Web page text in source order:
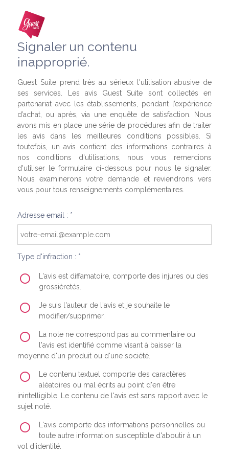
Signaler un contenu
inapproprié.
Guest Suite prend très au sérieux l'utilisation abusive de
ses services. Les avis Guest Suite sont collectés en
partenariat avec les établissements, pendant l’expérience
d’achat, ou après, via une enquête de satisfaction. Nous
avons mis en place une série de procédures afin de traiter
les avis dans les meilleures conditions possibles. Si
toutefois, un avis contient des informations contraires à
nos conditions d'utilisations, nous vous remercions
d'utiliser le formulaire ci-dessous pour nous le signaler.
Nous examinerons votre demande et reviendrons vers
vous pour tous renseignements complémentaires.
Adresse email : *
Type d'infraction : *
L'avis est diffamatoire, comporte des injures ou des
grossièretés.
Je suis l'auteur de l'avis et je souhaite le
modifier/supprimer.
La note ne correspond pas au commentaire ou
l'avis est identifié comme visant à baisser la
moyenne d'un produit ou d'une société.
Le contenu textuel comporte des caractères
aléatoires ou mal écrits au point d'en être
inintelligible. Le contenu de l'avis est sans rapport avec le
sujet noté.
L'avis comporte des informations personnelles ou
toute autre information susceptible d'aboutir à un
vol d'identité.